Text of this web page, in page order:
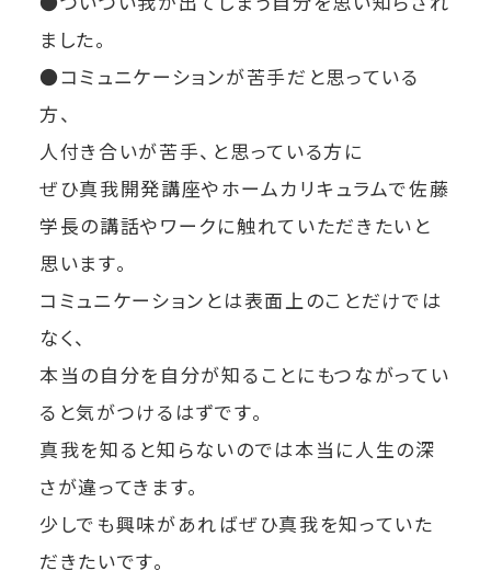
ました。
●コミュニケーションが苦手だと思っている
方、
人付き合いが苦手、と思っている方に
ぜひ真我開発講座やホームカリキュラムで佐藤
学長の講話やワークに触れていただきたいと
思います。
コミュニケーションとは表面上のことだけでは
なく、
本当の自分を自分が知ることにもつながってい
ると気がつけるはずです。
真我を知ると知らないのでは本当に人生の深
さが違ってきます。
少しでも興味があればぜひ真我を知っていた
だきたいです。